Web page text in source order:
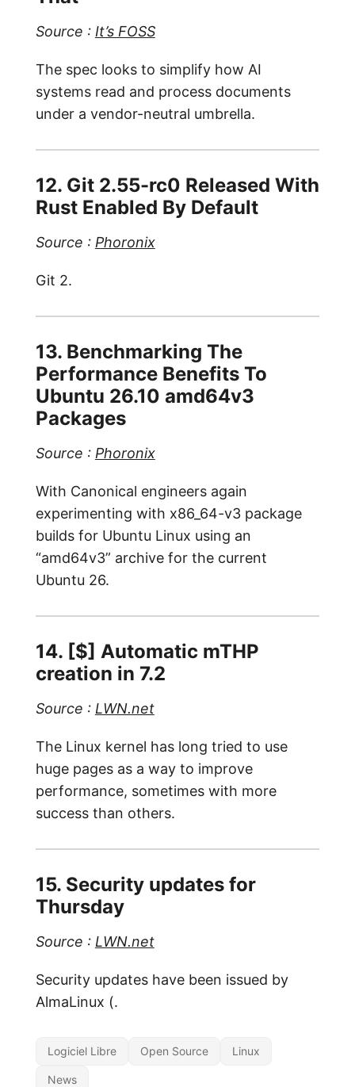
Source : It’s FOSS
The spec looks to simplify how AI
systems read and process documents
under a vendor-neutral umbrella.
12. Git 2.55-rc0 Released With
Rust Enabled By Default
Source : Phoronix
Git 2.
13. Benchmarking The
Performance Benefits To
Ubuntu 26.10 amd64v3
Packages
Source : Phoronix
With Canonical engineers again
experimenting with x86_64-v3 package
builds for Ubuntu Linux using an
“amd64v3” archive for the current
Ubuntu 26.
14. [$] Automatic mTHP
creation in 7.2
Source : LWN.net
The Linux kernel has long tried to use
huge pages as a way to improve
performance, sometimes with more
success than others.
15. Security updates for
Thursday
Source : LWN.net
Security updates have been issued by
AlmaLinux (.
Logiciel Libre Open Source Linux
News